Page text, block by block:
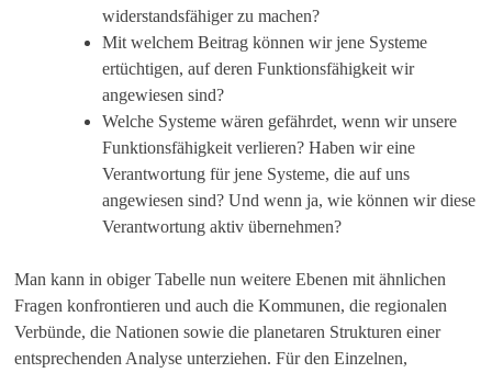
widerstandsfähiger zu machen?
Mit welchem Beitrag können wir jene Systeme
ertüchtigen, auf deren Funktionsfähigkeit wir
angewiesen sind?
Welche Systeme wären gefährdet, wenn wir unsere
Funktionsfähigkeit verlieren? Haben wir eine
Verantwortung für jene Systeme, die auf uns
angewiesen sind? Und wenn ja, wie können wir diese
Verantwortung aktiv übernehmen?
Man kann in obiger Tabelle nun weitere Ebenen mit ähnlichen
Fragen konfrontieren und auch die Kommunen, die regionalen
Verbünde, die Nationen sowie die planetaren Strukturen einer
entsprechenden Analyse unterziehen. Für den Einzelnen,